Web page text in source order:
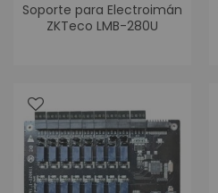
Soporte para Electroimán
ZKTeco LMB-280U